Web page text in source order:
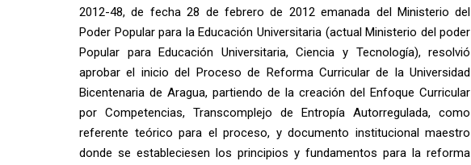
2012-48, de fecha 28 de febrero de 2012 emanada del Ministerio del
Poder Popular para la Educación Universitaria (actual Ministerio del poder
Popular para Educación Universitaria, Ciencia y Tecnología), resolvió
aprobar el inicio del Proceso de Reforma Curricular de la Universidad
Bicentenaria de Aragua, partiendo de la creación del Enfoque Curricular
por Competencias, Transcomplejo de Entropía Autorregulada, como
referente teórico para el proceso, y documento institucional maestro
donde se estableciesen los principios y fundamentos para la reforma